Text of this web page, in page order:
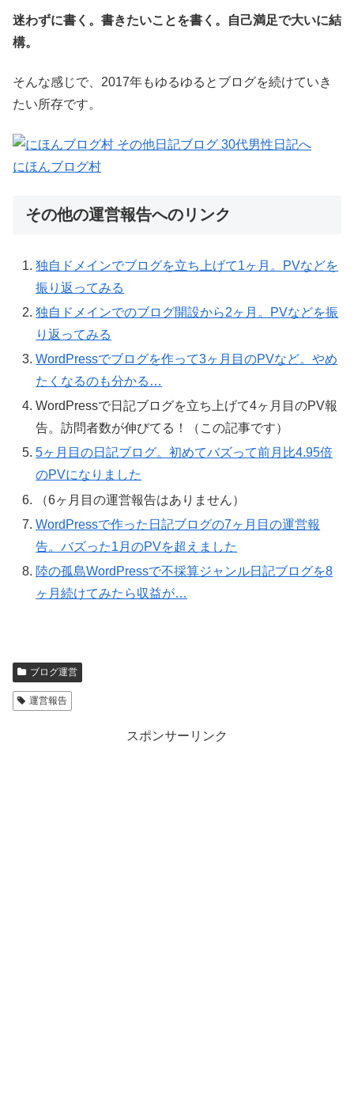
迷わずに書く。書きたいことを書く。自己満足で大いに結
構。
そんな感じで、2017年もゆるゆるとブログを続けていき
たい所存です。
にほんブログ村
その他の運営報告へのリンク
独自ドメインでブログを立ち上げて1ヶ月。PVなどを
振り返ってみる
独自ドメインでのブログ開設から2ヶ月。PVなどを振
り返ってみる
WordPressでブログを作って3ヶ月目のPVなど。やめ
たくなるのも分かる…
WordPressで日記ブログを立ち上げて4ヶ月目のPV報
告。訪問者数が伸びてる！（この記事です）
5ヶ月目の日記ブログ。初めてバズって前月比4.95倍
のPVになりました
（6ヶ月目の運営報告はありません）
WordPressで作った日記ブログの7ヶ月目の運営報
告。バズった1月のPVを超えました
陸の孤島WordPressで不採算ジャンル日記ブログを8
ヶ月続けてみたら収益が…
ブログ運営
運営報告
スポンサーリンク